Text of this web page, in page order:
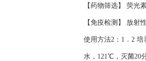
【药物筛选】 荧光
【免疫检测】 放射
使用方法2：1．2
水，121℃，灭菌20